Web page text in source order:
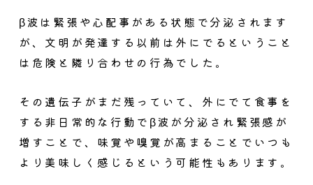
β波は緊張や心配事がある状態で分泌されます
が、文明が発達する以前は外にでるということ
は危険と隣り合わせの行為でした。
その遺伝子がまだ残っていて、外にでて食事を
する非日常的な行動でβ波が分泌され緊張感が
増すことで、味覚や嗅覚が高まることでいつも
より美味しく感じるという可能性もあります。